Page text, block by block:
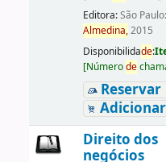
Editora:São Paulo:
Almedina,2015
Disponibilidade:
[Númerode
Reservar
Direito dos
negócios